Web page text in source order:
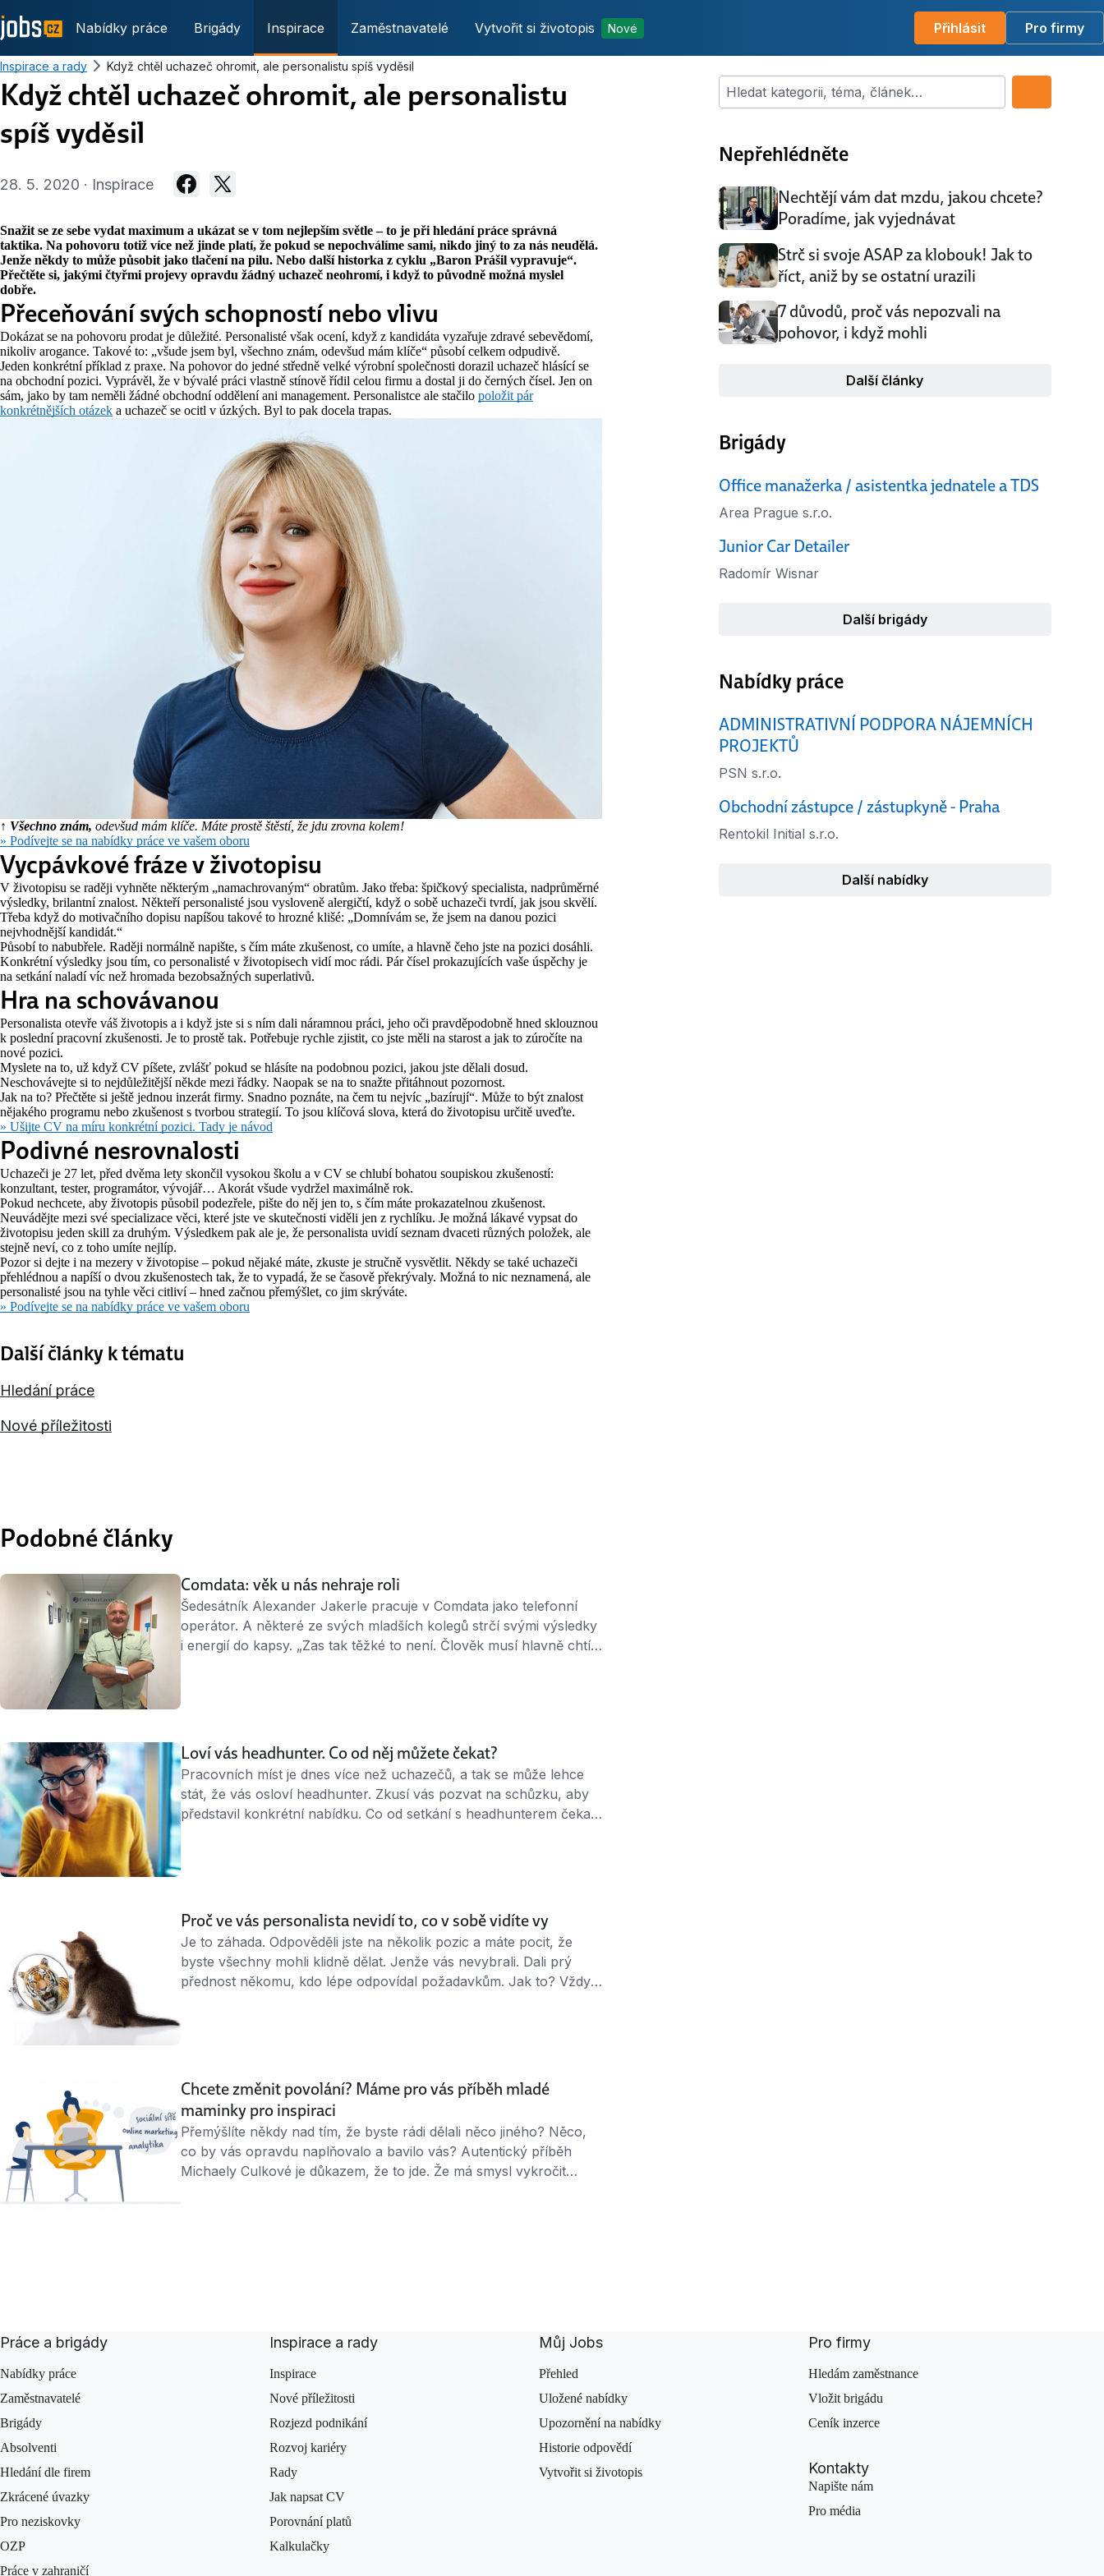
Nabídky práce Brigády Inspirace Zaměstnavatelé Vytvořit si životopis Nové Přihlásit Pro firmy
Inspirace a rady Když chtěl uchazeč ohromit, ale personalistu spíš vyděsil
Když chtěl uchazeč ohromit, ale personalistu
spíš vyděsil
28. 5. 2020 · Inspirace
Snažit se ze sebe vydat maximum a ukázat se v tom nejlepším světle – to je při hledání práce správná
taktika. Na pohovoru totiž více než jinde platí, že pokud se nepochválíme sami, nikdo jiný to za nás neudělá.
Jenže někdy to může působit jako tlačení na pilu. Nebo další historka z cyklu „Baron Prášil vypravuje“.
Přečtěte si, jakými čtyřmi projevy opravdu žádný uchazeč neohromí, i když to původně možná myslel
dobře.
Přeceňování svých schopností nebo vlivu
Dokázat se na pohovoru prodat je důležité. Personalisté však ocení, když z kandidáta vyzařuje zdravé sebevědomí,
nikoliv arogance. Takové to: „všude jsem byl, všechno znám, odevšud mám klíče“ působí celkem odpudivě.
Jeden konkrétní příklad z praxe. Na pohovor do jedné středně velké výrobní společnosti dorazil uchazeč hlásící se
na obchodní pozici. Vyprávěl, že v bývalé práci vlastně stínově řídil celou firmu a dostal ji do černých čísel. Jen on
sám, jako by tam neměli žádné obchodní oddělení ani management. Personalistce ale stačilo položit pár
konkrétnějších otázek a uchazeč se ocitl v úzkých. Byl to pak docela trapas.
↑ Všechno znám, odevšud mám klíče. Máte prostě štěstí, že jdu zrovna kolem!
» Podívejte se na nabídky práce ve vašem oboru
Vycpávkové fráze v životopisu
V životopisu se raději vyhněte některým „namachrovaným“ obratům. Jako třeba: špičkový specialista, nadprůměrné
výsledky, brilantní znalost. Někteří personalisté jsou vysloveně alergičtí, když o sobě uchazeči tvrdí, jak jsou skvělí.
Třeba když do motivačního dopisu napíšou takové to hrozné klišé: „Domnívám se, že jsem na danou pozici
nejvhodnější kandidát.“
Působí to nabubřele. Raději normálně napište, s čím máte zkušenost, co umíte, a hlavně čeho jste na pozici dosáhli.
Konkrétní výsledky jsou tím, co personalisté v životopisech vidí moc rádi. Pár čísel prokazujících vaše úspěchy je
na setkání naladí víc než hromada bezobsažných superlativů.
Hra na schovávanou
Personalista otevře váš životopis a i když jste si s ním dali náramnou práci, jeho oči pravděpodobně hned sklouznou
k poslední pracovní zkušenosti. Je to prostě tak. Potřebuje rychle zjistit, co jste měli na starost a jak to zúročíte na
nové pozici.
Myslete na to, už když CV píšete, zvlášť pokud se hlásíte na podobnou pozici, jakou jste dělali dosud.
Neschovávejte si to nejdůležitější někde mezi řádky. Naopak se na to snažte přitáhnout pozornost.
Jak na to? Přečtěte si ještě jednou inzerát firmy. Snadno poznáte, na čem tu nejvíc „bazírují“. Může to být znalost
nějakého programu nebo zkušenost s tvorbou strategií. To jsou klíčová slova, která do životopisu určitě uveďte.
» Ušijte CV na míru konkrétní pozici. Tady je návod
Podivné nesrovnalosti
Uchazeči je 27 let, před dvěma lety skončil vysokou školu a v CV se chlubí bohatou soupiskou zkušeností:
konzultant, tester, programátor, vývojář… Akorát všude vydržel maximálně rok.
Pokud nechcete, aby životopis působil podezřele, pište do něj jen to, s čím máte prokazatelnou zkušenost.
Neuvádějte mezi své specializace věci, které jste ve skutečnosti viděli jen z rychlíku. Je možná lákavé vypsat do
životopisu jeden skill za druhým. Výsledkem pak ale je, že personalista uvidí seznam dvaceti různých položek, ale
stejně neví, co z toho umíte nejlíp.
Pozor si dejte i na mezery v životopise – pokud nějaké máte, zkuste je stručně vysvětlit. Někdy se také uchazeči
přehlédnou a napíší o dvou zkušenostech tak, že to vypadá, že se časově překrývaly. Možná to nic neznamená, ale
personalisté jsou na tyhle věci citliví – hned začnou přemýšlet, co jim skrýváte.
» Podívejte se na nabídky práce ve vašem oboru
Další články k tématu
Hledání práce
Nové příležitosti
Podobné články
Comdata: věk u nás nehraje roli
Šedesátník Alexander Jakerle pracuje v Comdata jako telefonní
operátor. A některé ze svých mladších kolegů strčí svými výsledky
i energií do kapsy. „Zas tak těžké to není. Člověk musí hlavně chtít
Loví vás headhunter. Co od něj můžete čekat?
Pracovních míst je dnes více než uchazečů, a tak se může lehce
stát, že vás osloví headhunter. Zkusí vás pozvat na schůzku, aby
představil konkrétní nabídku. Co od setkání s headhunterem čekat?
Proč ve vás personalista nevidí to, co v sobě vidíte vy
Je to záhada. Odpověděli jste na několik pozic a máte pocit, že
byste všechny mohli klidně dělat. Jenže vás nevybrali. Dali prý
přednost někomu, kdo lépe odpovídal požadavkům. Jak to? Vždyť
Chcete změnit povolání? Máme pro vás příběh mladé
maminky pro inspiraci
Přemýšlíte někdy nad tím, že byste rádi dělali něco jiného? Něco,
co by vás opravdu naplňovalo a bavilo vás? Autentický příběh
Michaely Culkové je důkazem, že to jde. Že má smysl vykročit
Hledat kategorii, téma, článek…
Nepřehlédněte
Nechtějí vám dat mzdu, jakou chcete?
Poradíme, jak vyjednávat
Strč si svoje ASAP za klobouk! Jak to
říct, aniž by se ostatní urazili
7 důvodů, proč vás nepozvali na
pohovor, i když mohli
Další články
Brigády
Office manažerka / asistentka jednatele a TDS
Area Prague s.r.o.
Junior Car Detailer
Radomír Wisnar
Další brigády
Nabídky práce
ADMINISTRATIVNÍ PODPORA NÁJEMNÍCH
PROJEKTŮ
PSN s.r.o.
Obchodní zástupce / zástupkyně - Praha
Rentokil Initial s.r.o.
Další nabídky
Práce a brigády
Nabídky práce
Zaměstnavatelé
Brigády
Absolventi
Hledání dle firem
Zkrácené úvazky
Pro neziskovky
OZP
Práce v zahraničí
Inspirace a rady
Inspirace
Nové příležitosti
Rozjezd podnikání
Rozvoj kariéry
Rady
Jak napsat CV
Porovnání platů
Kalkulačky
Můj Jobs
Přehled
Uložené nabídky
Upozornění na nabídky
Historie odpovědí
Vytvořit si životopis
Pro firmy
Hledám zaměstnance
Vložit brigádu
Ceník inzerce
Kontakty
Napište nám
Pro média